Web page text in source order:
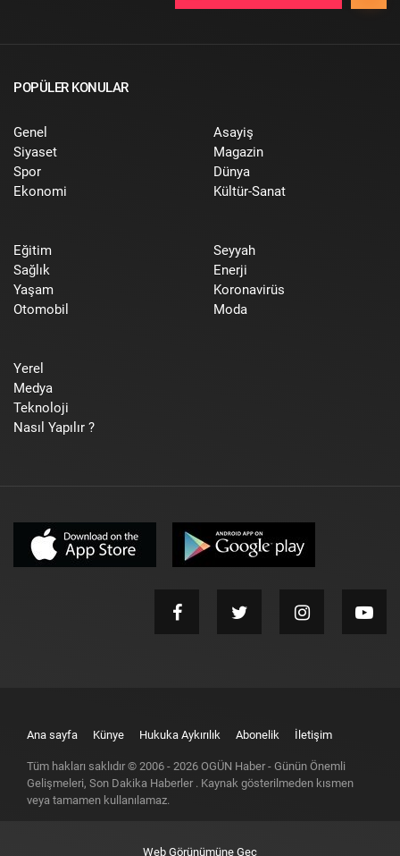
POPÜLER KONULAR
Genel
Siyaset
Spor
Ekonomi
Asayiş
Magazin
Dünya
Kültür-Sanat
Eğitim
Sağlık
Yaşam
Otomobil
Seyyah
Enerji
Koronavirüs
Moda
Yerel
Medya
Teknoloji
Nasıl Yapılır ?
Ana sayfa Künye Hukuka Aykırılık Abonelik İletişim
Tüm hakları saklıdır © 2006 - 2026 OGÜN Haber - Günün Önemli
Gelişmeleri, Son Dakika Haberler . Kaynak gösterilmeden kısmen
veya tamamen kullanılamaz.
Web Görünümüne Geç